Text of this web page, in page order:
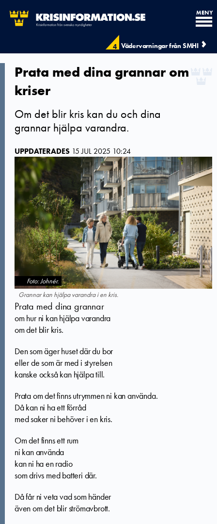
4 Vädervarningar från SMHI
MENY
Prata med dina grannar om
kriser
Om det blir kris kan du och dina
grannar hjälpa varandra.
UPPDATERADES 15 JUL 2025 10:24
Foto: Johnér.
Grannar kan hjälpa varandra i en kris.
Prata med dina grannar
om hur ni kan hjälpa varandra
om det blir kris.
Den som äger huset där du bor
eller de som är med i styrelsen
kanske också kan hjälpa till.
Prata om det finns utrymmen ni kan använda.
Då kan ni ha ett förråd
med saker ni behöver i en kris.
Om det finns ett rum
ni kan använda
kan ni ha en radio
som drivs med batteri där.
Då får ni veta vad som händer
även om det blir strömavbrott.